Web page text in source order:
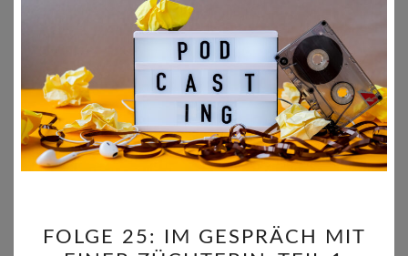
25:
FOLGE 25: IM GESPRÄCH MIT